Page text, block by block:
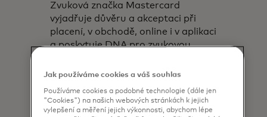
Zvuková značka Mastercard
vyjadřuje důvěru a akceptaci při
placení, v obchodě, online i v aplikaci
a poskytuje DNA pro zvukovou
Jak používáme cookies a váš souhlas
Používáme cookies a podobné technologie (dále jen
"Cookies") na našich webových stránkách k jejich
vylepšení a měření jejich výkonnosti, abychom lépe